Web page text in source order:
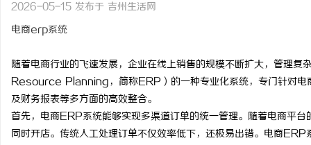
2026-05-15 发布于 吉州生活网
电商erp系统
随着电商行业的飞速发展，企业在线上销售的规模不断扩大，管理
Resource Planning，简称ERP）的一种专业化系统，专门针对电
及财务报表等多方面的高效整合。
首先，电商ERP系统能够实现多渠道订单的统一管理。随着电商平
同时开店。传统人工处理订单不仅效率低下，还极易出错。电商